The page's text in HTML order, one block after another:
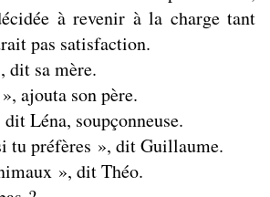
à revenir à la charge tant
pas satisfaction.
dit sa mère.
ajouta son père.
Léna, soupçonneuse.
tu préfères », dit Guillaume.
», dit Théo.